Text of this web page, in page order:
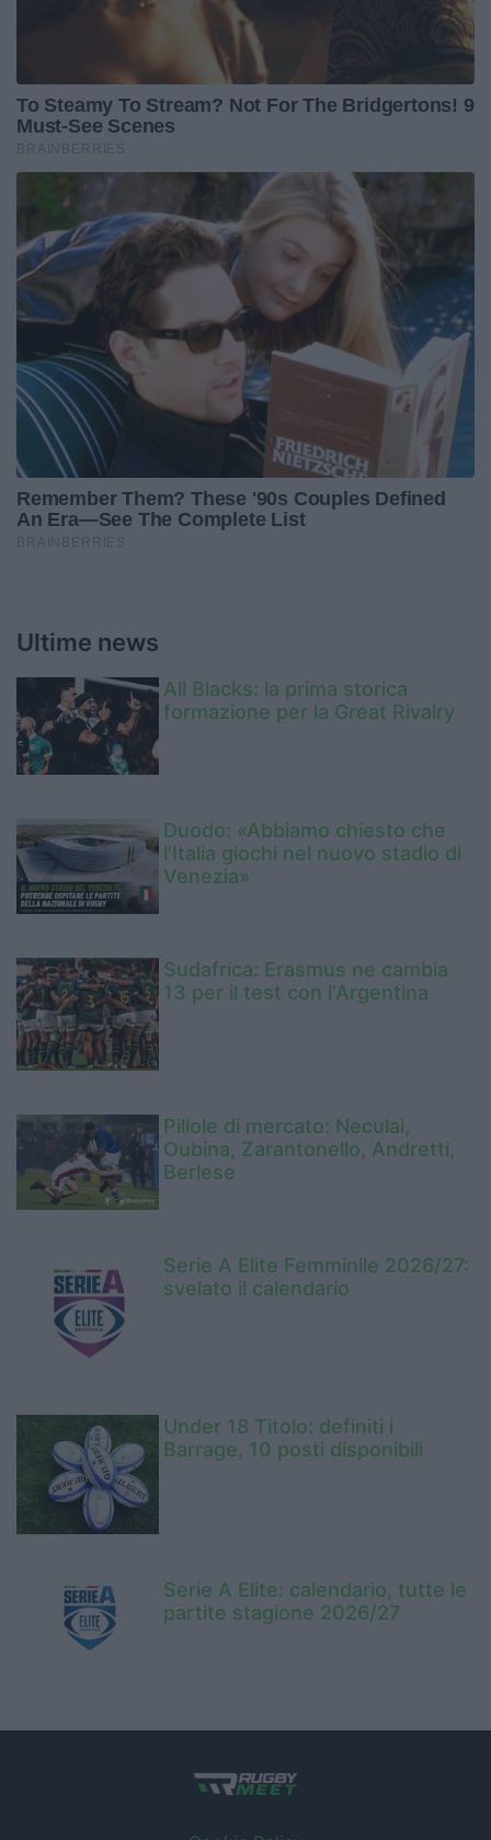
Ultime news
All Blacks: la prima storica
formazione per la Great Rivalry
Duodo: «Abbiamo chiesto che
l’Italia giochi nel nuovo stadio di
Venezia»
Sudafrica: Erasmus ne cambia
13 per il test con l'Argentina
Pillole di mercato: Neculai,
Oubina, Zarantonello, Andretti,
Berlese
Serie A Elite Femminile 2026/27:
svelato il calendario
Under 18 Titolo: definiti i
Barrage, 10 posti disponibili
Serie A Elite: calendario, tutte le
partite stagione 2026/27